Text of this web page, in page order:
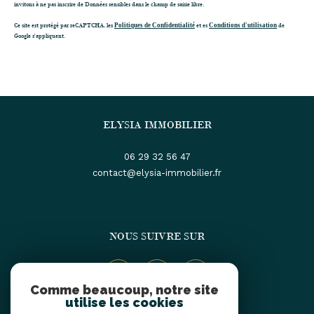
invitons à ne pas inscrire de Données sensibles dans le champ de saisie libre.
Ce site est protégé par reCAPTCHA, les Politiques de Confidentialité et es Conditions d'utilisation de
Google s'appliquent.
ELYSIA IMMOBILIER
06 29 32 56 47
contact@elysia-immobilier.fr
NOUS SUIVRE SUR
Comme beaucoup, notre site
utilise les cookies